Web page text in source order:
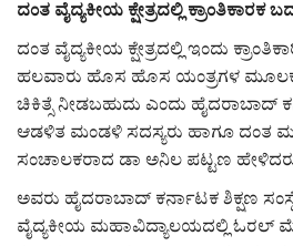
ಪುಸ್ತಕ ಪರಿಚಯ
ಅಂಕಣ
ಸಾಧಕರ ಪರಿಚಯ
ಪತ್ರಕರ್ತರ ಪರಿಚಯ
ದಂತ ವೈದ್ಯಕೀಯ ಕ್ಷೇತ್ರದಲ್ಲಿ
ದಂತ ವೈದ್ಯಕೀಯ ಕ್ಷೇತ್ರದಲ್ಲಿ ಇಂದು
ಹಲವಾರು ಹೊಸ ಹೊಸ ಯಂತ್ರಗಳ
ಚಿಕಿತ್ಸೆ ನೀಡಬಹುದು ಎಂದು ಹೈದರಾಬಾದ್
ಆಡಳಿತ ಮಂಡಳಿ ಸದಸ್ಯರು ಹಾಗೂ ದಂತ
ಸಂಚಾಲಕರಾದ ಡಾ ಅನಿಲ ಪಟ್ಟಣ
ಅವರು ಹೈದರಾಬಾದ್ ಕರ್ನಾಟಕ ಶಿಕ್ಷಣ
ವೈದ್ಯಕೀಯ ಮಹಾವಿದ್ಯಾಲಯದಲ್ಲಿ ಓರಲ್